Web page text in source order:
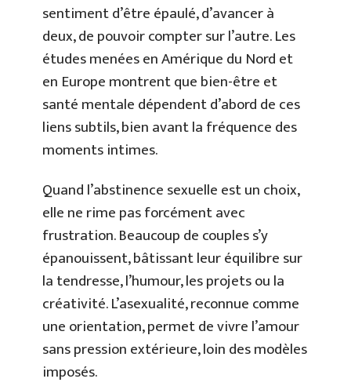
sentiment d’être épaulé, d’avancer à
deux, de pouvoir compter sur l’autre. Les
études menées en Amérique du Nord et
en Europe montrent que bien-être et
santé mentale dépendent d’abord de ces
liens subtils, bien avant la fréquence des
moments intimes.
Quand l’abstinence sexuelle est un choix,
elle ne rime pas forcément avec
frustration. Beaucoup de couples s’y
épanouissent, bâtissant leur équilibre sur
la tendresse, l’humour, les projets ou la
créativité. L’asexualité, reconnue comme
une orientation, permet de vivre l’amour
sans pression extérieure, loin des modèles
imposés.